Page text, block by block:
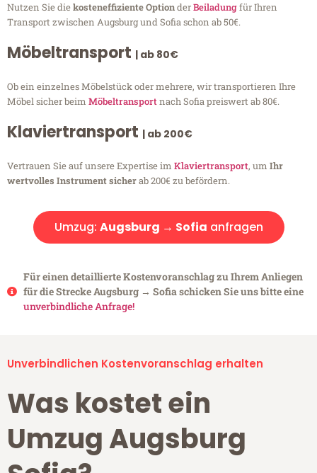
Nutzen Sie diekosteneffiziente OptionderBeiladungfür Ihren
Transport zwischen Augsburg und Sofia schon ab 50€.
Möbeltransport | ab 80€
Ob ein einzelnes Möbelstück oder mehrere, wir transportieren Ihre
Möbel sicher beim Möbeltransportnach Sofia preiswert ab 80€.
Klaviertransport | ab 200€
Vertrauen Sie auf unsere Expertise im Klaviertransport, um Ihr
wertvolles Instrument sicherab 200€ zu befördern.
Umzug: Augsburg → Sofia anfragen
Für einen detaillierte Kostenvoranschlag zu Ihrem Anliegen
für die Strecke Augsburg → Sofia schicken Sie uns bitte eine
unverbindliche Anfrage!
Unverbindlichen Kostenvoranschlag erhalten
Was kostet ein
Umzug Augsburg